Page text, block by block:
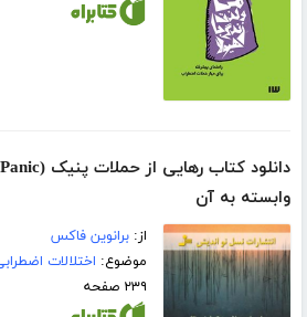
وابسته به آن
از:برانوین فاکس
موضوع: اختلالات
۲۳۹ صفحه